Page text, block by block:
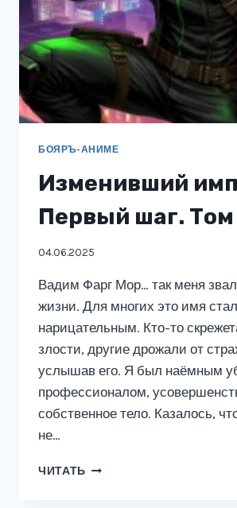
БОЯРЪ-АНИМЕ
Изменивший
Первый шаг. Том
04.06.2025
Вадим Фарг Мор… так меня
жизни. Для многих это имя
нарицательным. Кто-то
злости, другие дрожали от
услышав его. Я был наёмным
профессионалом,
собственное тело. Казалось,
не…
ЧИТАТЬ ИЗМЕНИВШИЙ